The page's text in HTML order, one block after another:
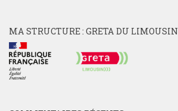
MA STRUCTURE : GRETA DU LIMOUSIN